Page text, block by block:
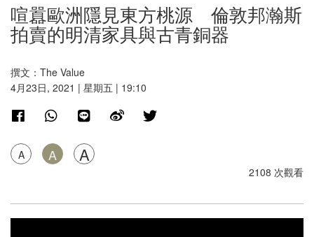
喧囂歐洲隱見東方桃源 倫敦邦瀚斯
拍賣的明清家具與古青銅器
撰文：The Value
4月23日, 2021 | 星期五 | 19:10
A A A
2108 次觀看